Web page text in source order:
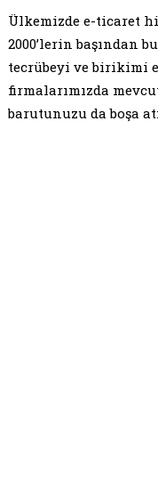
Ülkemizde e-ticaret
2000’lerin başından
tecrübeyi ve birikimi
firmalarımızda
barutunuzu da boşa